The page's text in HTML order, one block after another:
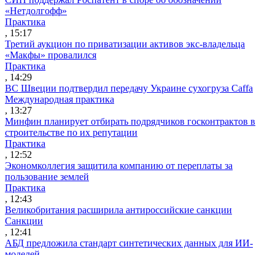
«Нетдолгофф»
Практика
, 15:17
Третий аукцион по приватизации активов экс-владельца
«Макфы» провалился
Практика
, 14:29
ВС Швеции подтвердил передачу Украине сухогруза Caffa
Международная практика
, 13:27
Минфин планирует отбирать подрядчиков госконтрактов в
строительстве по их репутации
Практика
, 12:52
Экономколлегия защитила компанию от переплаты за
пользование землей
Практика
, 12:43
Великобритания расширила антироссийские санкции
Санкции
, 12:41
АБД предложила стандарт синтетических данных для ИИ-